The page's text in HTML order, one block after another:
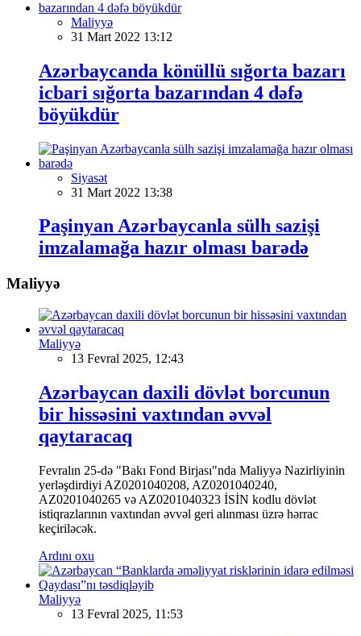
Maliyyə
31 Mart 2022 13:12
Azərbaycanda könüllü sığorta bazarı
icbari sığorta bazarından 4 dəfə
böyükdür
Siyasət
31 Mart 2022 13:38
Paşinyan Azərbaycanla sülh sazişi
imzalamağa hazır olması barədə
Maliyyə
Maliyyə
13 Fevral 2025, 12:43
Azərbaycan daxili dövlət borcunun
bir hissəsini vaxtından əvvəl
qaytaracaq
Fevralın 25-də "Bakı Fond Birjası"nda Maliyyə Nazirliyinin
yerləşdirdiyi AZ0201040208, AZ0201040240,
AZ0201040265 və AZ0201040323 İSİN kodlu dövlət
istiqrazlarının vaxtından əvvəl geri alınması üzrə hərrac
keçiriləcək.
Ardını oxu
Maliyyə
13 Fevral 2025, 11:53